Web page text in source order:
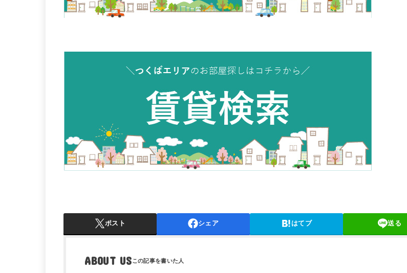
ポスト シェア はてブ 送る
ABOUT US